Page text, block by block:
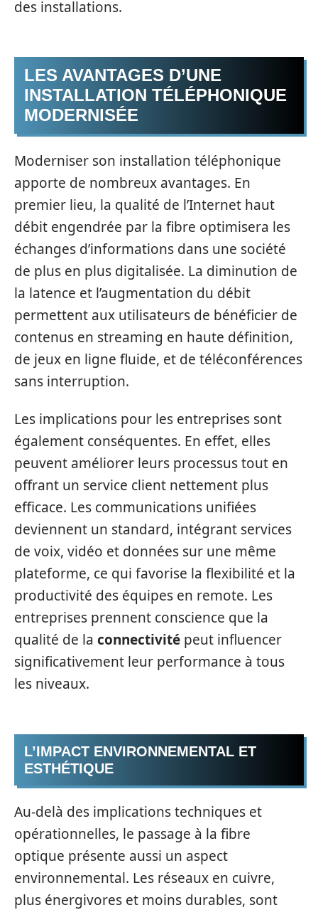
des installations.
LES AVANTAGES D’UNE
INSTALLATION TÉLÉPHONIQUE
MODERNISÉE
Moderniser son installation téléphonique
apporte de nombreux avantages. En
premier lieu, la qualité de l’Internet haut
débit engendrée par la fibre optimisera les
échanges d’informations dans une société
de plus en plus digitalisée. La diminution de
la latence et l’augmentation du débit
permettent aux utilisateurs de bénéficier de
contenus en streaming en haute définition,
de jeux en ligne fluide, et de téléconférences
sans interruption.
Les implications pour les entreprises sont
également conséquentes. En effet, elles
peuvent améliorer leurs processus tout en
offrant un service client nettement plus
efficace. Les communications unifiées
deviennent un standard, intégrant services
de voix, vidéo et données sur une même
plateforme, ce qui favorise la flexibilité et la
productivité des équipes en remote. Les
entreprises prennent conscience que la
qualité de la connectivité peut influencer
significativement leur performance à tous
les niveaux.
L’IMPACT ENVIRONNEMENTAL ET
ESTHÉTIQUE
Au-delà des implications techniques et
opérationnelles, le passage à la fibre
optique présente aussi un aspect
environnemental. Les réseaux en cuivre,
plus énergivores et moins durables, sont